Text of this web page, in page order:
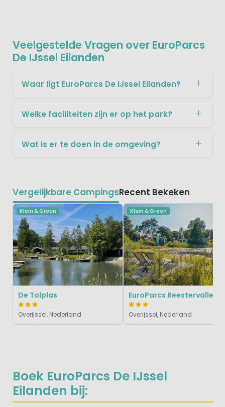
Boek EuroParcs De IJssel
Eilanden bij:
Veelgestelde Vragen over EuroParcs
De IJssel Eilanden
Waar ligt EuroParcs De IJssel Eilanden?
Welke faciliteiten zijn er op het park?
Wat is er te doen in de omgeving?
Vergelijkbare CampingsRecent Bekeken
Klein & Groen
De Tolplas
Overijssel, Nederland
Klein & Groen
EuroParcs Reestervallei
Overijssel, Nederland